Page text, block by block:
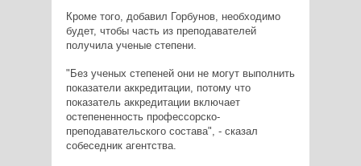
Кроме того, добавил Горбунов, необходимо
будет, чтобы часть из преподавателей
получила ученые степени.
"Без ученых степеней они не могут выполнить
показатели аккредитации, потому что
показатель аккредитации включает
остепененность профессорско-
преподавательского состава", - сказал
собеседник агентства.